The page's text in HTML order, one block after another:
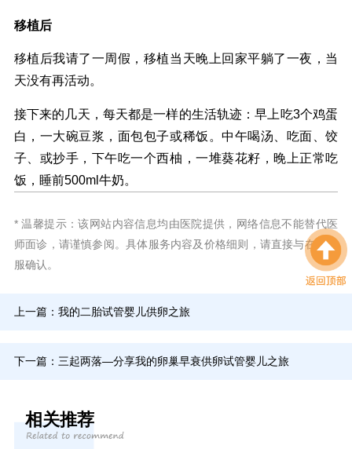
移植后
移植后我请了一周假，移植当天晚上回家平躺了一夜，当
天没有再活动。
接下来的几天，每天都是一样的生活轨迹：早上吃3个鸡蛋
白，一大碗豆浆，面包包子或稀饭。中午喝汤、吃面、饺
子、或抄手，下午吃一个西柚，一堆葵花籽，晚上正常吃
饭，睡前500ml牛奶。
* 温馨提示：该网站内容信息均由医院提供，网络信息不能替代医
师面诊，请谨慎参阅。具体服务内容及价格细则，请直接与在线客
服确认。
上一篇： 我的二胎试管婴儿供卵之旅
下一篇： 三起两落—分享我的卵巢早衰供卵试管婴儿之旅
相关推荐